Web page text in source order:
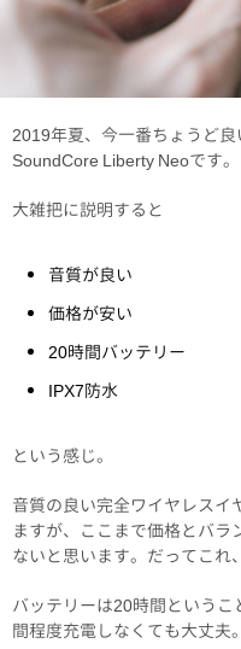
2019年夏、今一番ちょうど
SoundCore Liberty Neoです。
大雑把に説明すると
音質が良い
価格が安い
20時間バッテリー
IPX7防水
という感じ。
音質の良い完全ワイヤレスイ
ますが、ここまで価格とバ
ないと思います。だってこれ
バッテリーは20時間という
間程度充電しなくても大丈夫。